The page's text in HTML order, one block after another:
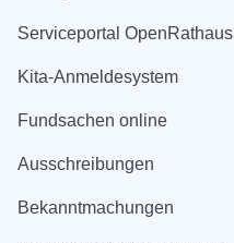
Serviceportal OpenRathaus
Kita-Anmeldesystem
Fundsachen online
Ausschreibungen
Bekanntmachungen